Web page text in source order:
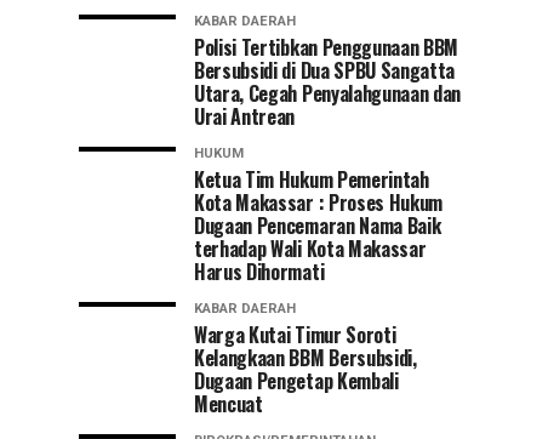
KABAR DAERAH
Polisi Tertibkan Penggunaan BBM
Bersubsidi di Dua SPBU Sangatta
Utara, Cegah Penyalahgunaan dan
Urai Antrean
HUKUM
Ketua Tim Hukum Pemerintah
Kota Makassar : Proses Hukum
Dugaan Pencemaran Nama Baik
terhadap Wali Kota Makassar
Harus Dihormati
KABAR DAERAH
Warga Kutai Timur Soroti
Kelangkaan BBM Bersubsidi,
Dugaan Pengetap Kembali
Mencuat